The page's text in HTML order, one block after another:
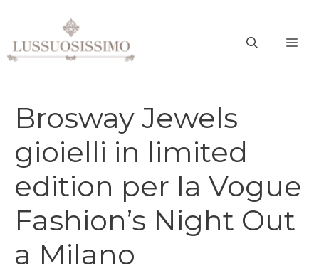
contenuto
Brosway Jewels
gioielli in limited
edition per la Vogue
Fashion’s Night Out
a Milano